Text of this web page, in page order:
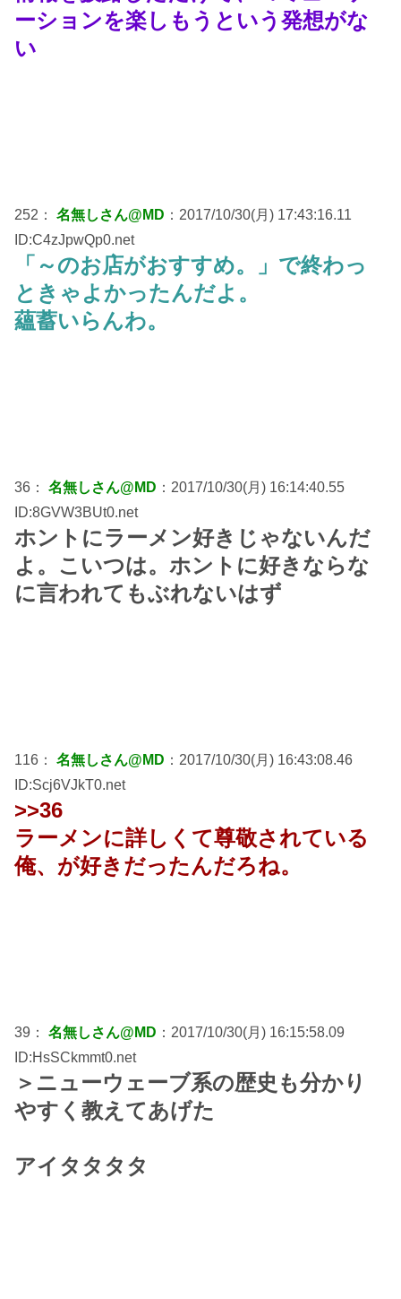
ーションを楽しもうという発想がな
い
252： 名無しさん@MD ：2017/10/30(月) 17:43:16.11
ID:C4zJpwQp0.net
「～のお店がおすすめ。」で終わっ
ときゃよかったんだよ。
蘊蓄いらんわ。
36： 名無しさん@MD ：2017/10/30(月) 16:14:40.55
ID:8GVW3BUt0.net
ホントにラーメン好きじゃないんだ
よ。こいつは。ホントに好きならな
に言われてもぶれないはず
116： 名無しさん@MD ：2017/10/30(月) 16:43:08.46
ID:Scj6VJkT0.net
>>36
ラーメンに詳しくて尊敬されている
俺、が好きだったんだろね。
39： 名無しさん@MD ：2017/10/30(月) 16:15:58.09
ID:HsSCkmmt0.net
＞ニューウェーブ系の歴史も分かり
やすく教えてあげた
アイタタタタ